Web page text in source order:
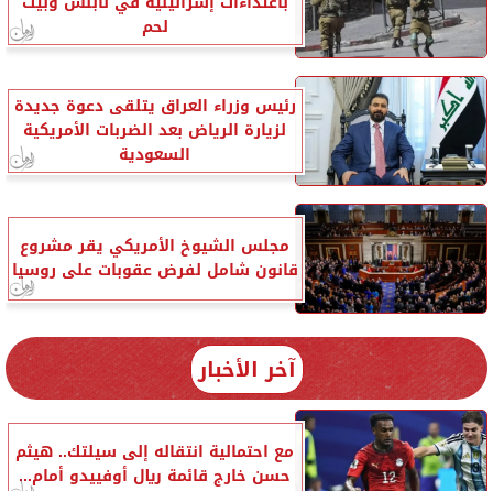
لحم
رئيس وزراء العراق يتلقى دعوة جديدة
لزيارة الرياض بعد الضربات الأمريكية
السعودية
مجلس الشيوخ الأمريكي يقر مشروع
قانون شامل لفرض عقوبات على روسيا
آخر الأخبار
مع احتمالية انتقاله إلى سيلتك.. هيثم
حسن خارج قائمة ريال أوفييدو أمام...